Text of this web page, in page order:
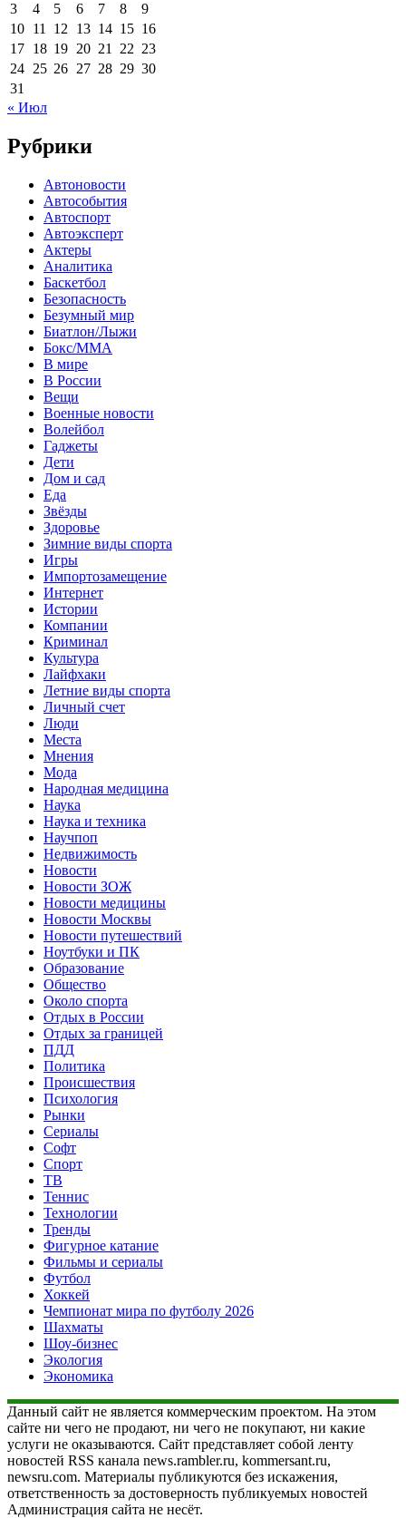
3
4 5 6 7 8
9
10 11 12 13 14 15 16
17 18 19 20 21 22 23
24 25 26 27 28 29 30
31
« Июл
Рубрики
Автоновости
Автособытия
Автоспорт
Автоэксперт
Актеры
Аналитика
Баскетбол
Безопасность
Безумный мир
Биатлон/Лыжи
Бокс/MMA
В мире
В России
Вещи
Военные новости
Волейбол
Гаджеты
Дети
Дом и сад
Еда
Звёзды
Здоровье
Зимние виды спорта
Игры
Импортозамещение
Интернет
Истории
Компании
Криминал
Культура
Лайфхаки
Летние виды спорта
Личный счет
Люди
Места
Мнения
Мода
Народная медицина
Наука
Наука и техника
Научпоп
Недвижимость
Новости
Новости ЗОЖ
Новости медицины
Новости Москвы
Новости путешествий
Ноутбуки и ПК
Образование
Общество
Около спорта
Отдых в России
Отдых за границей
ПДД
Политика
Происшествия
Психология
Рынки
Сериалы
Софт
Спорт
ТВ
Теннис
Технологии
Тренды
Фигурное катание
Фильмы и сериалы
Футбол
Хоккей
Чемпионат мира по футболу 2026
Шахматы
Шоу-бизнес
Экология
Экономика
Данный сайт не является коммерческим проектом. На этом
сайте ни чего не продают, ни чего не покупают, ни какие
услуги не оказываются. Сайт представляет собой ленту
новостей RSS канала news.rambler.ru, kommersant.ru,
newsru.com. Материалы публикуются без искажения,
ответственность за достоверность публикуемых новостей
Администрация сайта не несёт.